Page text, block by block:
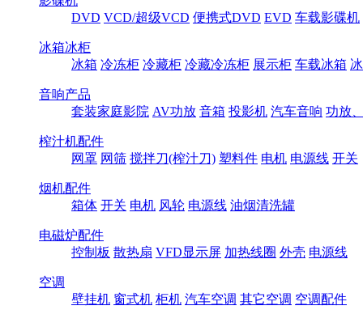
DVD VCD/超级VCD 便携式DVD EVD 车载影碟机
冰箱冰柜
冰箱 冷冻柜 冷藏柜 冷藏冷冻柜 展示柜 车载冰箱
音响产品
套装家庭影院 AV功放 音箱 投影机 汽车音响 功放
榨汁机配件
网罩 网筛 搅拌刀(榨汁刀) 塑料件 电机 电源线 开关
烟机配件
箱体 开关 电机 风轮 电源线 油烟清洗罐
电磁炉配件
控制板 散热扇 VFD显示屏 加热线圈 外壳 电源线
空调
壁挂机 窗式机 柜机 汽车空调 其它空调 空调配件